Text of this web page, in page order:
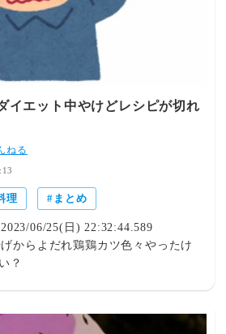
イエット中やけどレシピが切れ
ねる
理 まとめ
い？